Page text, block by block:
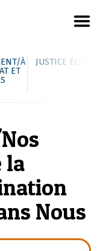
À
ET
JUSTICE
la
Nous